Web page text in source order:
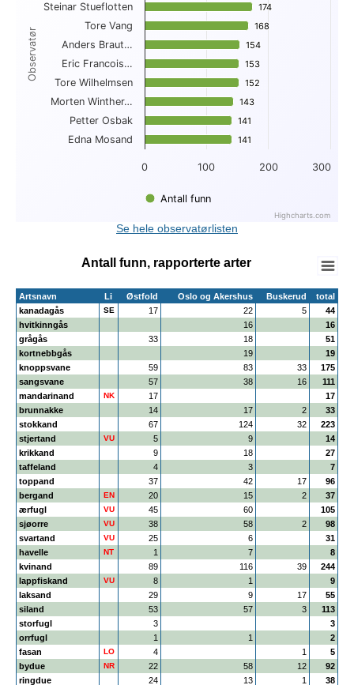
The chart has 1 X axis displaying Observatør.
The chart has 1 Y axis displaying . Data ranges from 141 to
Observatør
174
174
168
168
154
154
153
153
152
152
143
143
141
141
141
141
Antall funn
0 100 200 300
Steinar Stueflotten
Tore Vang
Anders Braut…
Eric Francois…
Tore Wilhelmsen
Morten Winther…
Petter Osbak
Edna Mosand
Highcharts.com
End of interactive chart.Se hele observatørlisten
Antall funn, rapporterte arter
Artsnavn Li Østfold Oslo og Akershus Buskerud
total
kanadagås
SE 17 22 5
44
hvitkinngås
16
16
grågås
33 18
51
kortnebbgås
19
19
knoppsvane
59 83 33
175
sangsvane
57 38 16
111
mandarinand
NK 17
17
brunnakke
14 17 2
33
stokkand
67 124 32
223
stjertand
VU 5 9
14
krikkand
9 18
27
taffeland
4 3
7
toppand
37 42 17
96
bergand
EN 20 15 2
37
ærfugl
VU 45 60
105
sjøorre
VU 38 58 2
98
svartand
VU 25 6
31
havelle
NT 1 7
8
kvinand
89 116 39
244
lappfiskand
VU 8 1
9
laksand
29 9 17
55
siland
53 57 3
113
storfugl
3
3
orrfugl
1 1
2
fasan
LO 4 1
5
bydue
NR 22 58 12
92
ringdue
24 13 1 38